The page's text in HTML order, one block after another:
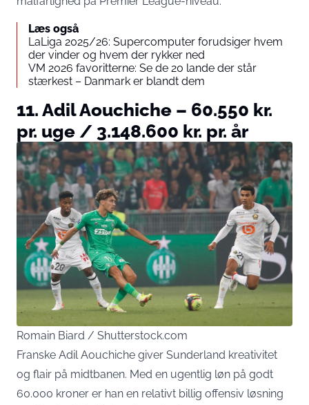
Læs også
LaLiga 2025/26: Supercomputer forudsiger hvem
der vinder og hvem der rykker ned
VM 2026 favoritterne: Se de 20 lande der står
stærkest – Danmark er blandt dem
11. Adil Aouchiche – 60.550 kr.
pr. uge / 3.148.600 kr. pr. år
Romain Biard / Shutterstock.com
Franske Adil Aouchiche giver Sunderland kreativitet
og flair på midtbanen. Med en ugentlig løn på godt
60.000 kroner er han en relativt billig offensiv løsning